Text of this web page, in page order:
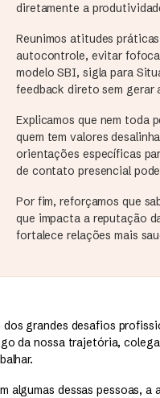
diretamente a
Reunimos atitudes
autocontrole, evitar
modelo SBI, sigla para
feedback direto sem gerar
Explicamos que nem toda
quem tem valores
orientações específicas
de contato presencial
Por fim, reforçamos que
que impacta a reputação
fortalece relações mais
dos grandes desafios
da nossa trajetória,
algumas dessas pessoas,